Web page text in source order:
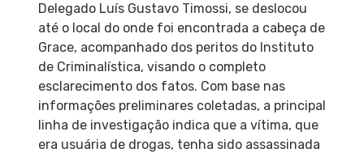
Delegado Luís Gustavo Timossi, se deslocou
até o local do onde foi encontrada a cabeça de
Grace, acompanhado dos peritos do Instituto
de Criminalística, visando o completo
esclarecimento dos fatos. Com base nas
informações preliminares coletadas, a principal
linha de investigação indica que a vítima, que
era usuária de drogas, tenha sido assassinada